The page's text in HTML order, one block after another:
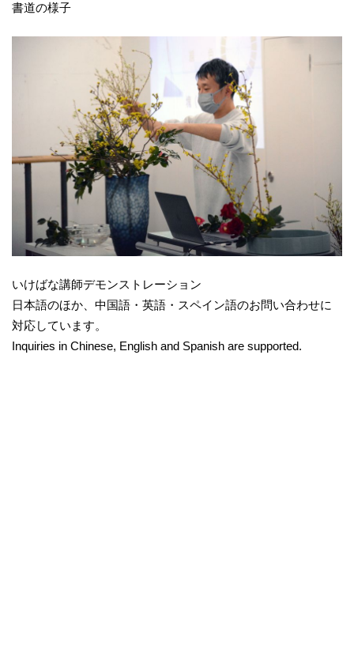
書道の様子
いけばな講師デモンストレーション
日本語のほか、中国語・英語・スペイン語のお問い合わせに
対応しています。
Inquiries in Chinese, English and Spanish are supported.